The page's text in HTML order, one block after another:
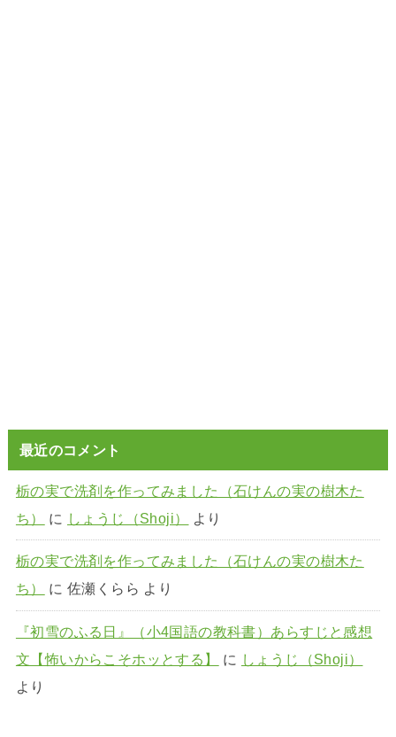
最近のコメント
栃の実で洗剤を作ってみました（石けんの実の樹木た
ち）
に しょうじ（Shoji） より
栃の実で洗剤を作ってみました（石けんの実の樹木た
ち）
に 佐瀬くらら より
『初雪のふる日』（小4国語の教科書）あらすじと感想
文【怖いからこそホッとする】
に しょうじ（Shoji）
より